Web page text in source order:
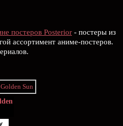
постеров Posterior - постеры из
ассортимент аниме-постеров.